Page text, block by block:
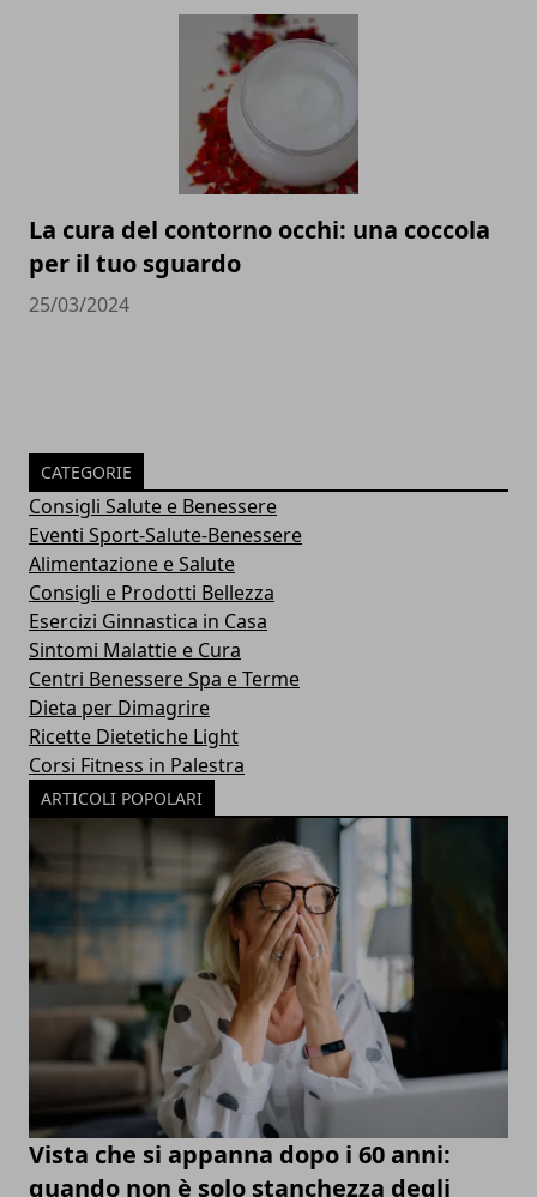
La cura del contorno occhi: una coccola
per il tuo sguardo
25/03/2024
CATEGORIE
Consigli Salute e Benessere
Eventi Sport-Salute-Benessere
Alimentazione e Salute
Consigli e Prodotti Bellezza
Esercizi Ginnastica in Casa
Sintomi Malattie e Cura
Centri Benessere Spa e Terme
Dieta per Dimagrire
Ricette Dietetiche Light
Corsi Fitness in Palestra
ARTICOLI POPOLARI
Vista che si appanna dopo i 60 anni:
quando non è solo stanchezza degli